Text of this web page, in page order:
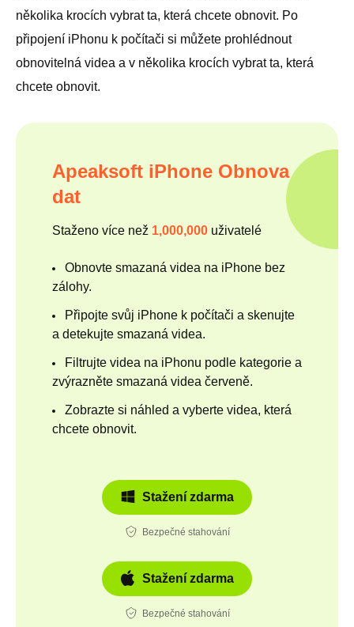
několika krocích vybrat ta, která chcete obnovit. Po
připojení iPhonu k počítači si můžete prohlédnout
obnovitelná videa a v několika krocích vybrat ta, která
chcete obnovit.
Apeaksoft iPhone Obnova
dat
Staženo více než 1,000,000 uživatelé
Obnovte smazaná videa na iPhone bez
zálohy.
Připojte svůj iPhone k počítači a skenujte
a detekujte smazaná videa.
Filtrujte videa na iPhonu podle kategorie a
zvýrazněte smazaná videa červeně.
Zobrazte si náhled a vyberte videa, která
chcete obnovit.
Stažení zdarma
Bezpečné stahování
Stažení zdarma
Bezpečné stahování